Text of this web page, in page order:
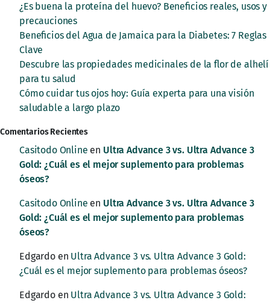
¿Es buena la proteína del huevo? Beneficios reales, usos y
precauciones
Beneficios del Agua de Jamaica para la Diabetes: 7 Reglas
Clave
Descubre las propiedades medicinales de la flor de alhelí
para tu salud
Cómo cuidar tus ojos hoy: Guía experta para una visión
saludable a largo plazo
Comentarios Recientes
Casitodo Online en Ultra Advance 3 vs. Ultra Advance 3
Gold: ¿Cuál es el mejor suplemento para problemas
óseos?
Casitodo Online en Ultra Advance 3 vs. Ultra Advance 3
Gold: ¿Cuál es el mejor suplemento para problemas
óseos?
Edgardoen Ultra Advance 3 vs. Ultra Advance 3 Gold:
¿Cuál es el mejor suplemento para problemas óseos?
Edgardoen Ultra Advance 3 vs. Ultra Advance 3 Gold: